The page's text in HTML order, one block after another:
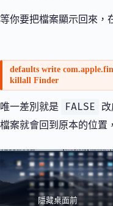
等你要把檔案顯示回來，
defaults write
killall Finder
唯一差別就是 FALSE
檔案就會回到原本的位置
隱藏桌面前